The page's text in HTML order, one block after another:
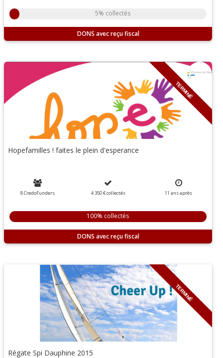
5% collectés
DONS
TERMINÉ
Hopefamilles ! faites le plein d'esperance
8 CredoFunders 4 350 €collectés 11 ansaprès
100% collectés
DONS
TERMINÉ
Régate Spi Dauphine 2015